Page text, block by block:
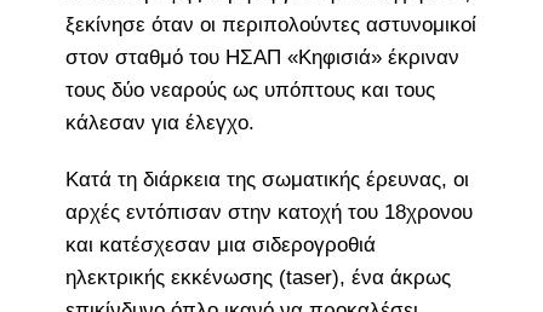
ξεκίνησε όταν οι περιπολούντες αστυνομικοί
στον σταθμό του ΗΣΑΠ «Κηφισιά» έκριναν
τους δύο νεαρούς ως υπόπτους και τους
κάλεσαν για έλεγχο.
Κατά τη διάρκεια της σωματικής έρευνας, οι
αρχές εντόπισαν στην κατοχή του 18χρονου
και κατέσχεσαν μια σιδερογροθιά
ηλεκτρικής εκκένωσης (taser), ένα άκρως